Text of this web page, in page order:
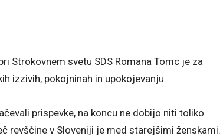
Strokovnem svetu SDS Romana Tomc je za
izzivih, pokojninah in upokojevanju.
prispevke, na koncu ne dobijo niti toliko
revščine v Sloveniji je med starejšimi ženskami.